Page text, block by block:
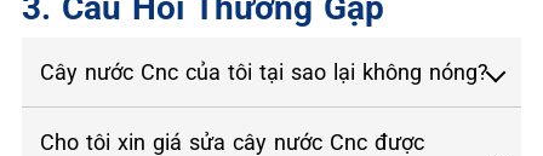
Cây nước Cnc của tôi tại sao lại không nóng?
Cho tôi xin giá sửa cây nước Cnc được